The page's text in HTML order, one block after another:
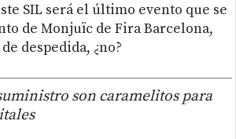
SIL será el último evento que se
de Monjuïc de Fira Barcelona,
despedida, ¿no?
son caramelitos para